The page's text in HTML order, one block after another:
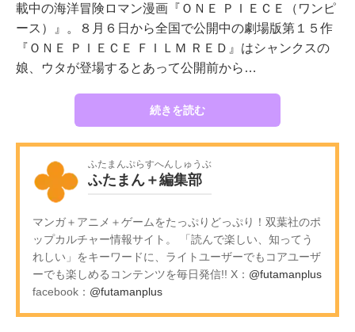
載中の海洋冒険ロマン漫画『ＯＮＥ ＰＩＥＣＥ（ワンピ
ース）』。８月６日から全国で公開中の劇場版第１５作
『ＯＮＥ ＰＩＥＣＥ ＦＩＬＭ ＲＥＤ』はシャンクスの
娘、ウタが登場するとあって公開前から…
続きを読む
ふたまんぷらすへんしゅうぶ
ふたまん＋編集部
マンガ＋アニメ＋ゲームをたっぷりどっぷり！双葉社のポ
ップカルチャー情報サイト。 「読んで楽しい、知ってう
れしい」をキーワードに、ライトユーザーでもコアユーザ
ーでも楽しめるコンテンツを毎日発信!! X： @futamanplus
facebook： @futamanplus